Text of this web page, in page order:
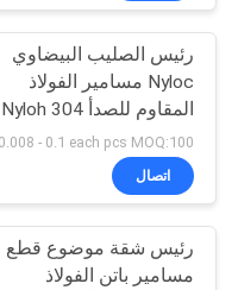
رئيس الصليب البيضاوي
Nyloc مسامير الفولاذ
المقاوم للصدأ 304 Nyloh
تصحيح الموضوع للأمن
اتصال
رئيس شقة موضوع قطع
مسامير باتن الفولاذ